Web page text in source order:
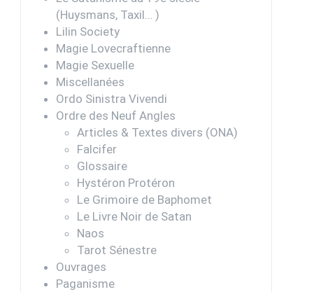
(Huysmans, Taxil… )
Lilin Society
Magie Lovecraftienne
Magie Sexuelle
Miscellanées
Ordo Sinistra Vivendi
Ordre des Neuf Angles
Articles & Textes divers (ONA)
Falcifer
Glossaire
Hystéron Protéron
Le Grimoire de Baphomet
Le Livre Noir de Satan
Naos
Tarot Sénestre
Ouvrages
Paganisme